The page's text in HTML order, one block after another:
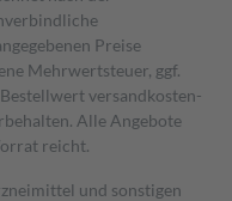
Preise
Mehrwertsteuer, ggf.
Bestell­wert versand­kosten­
Alle Angebote
reicht.
und sonstigen